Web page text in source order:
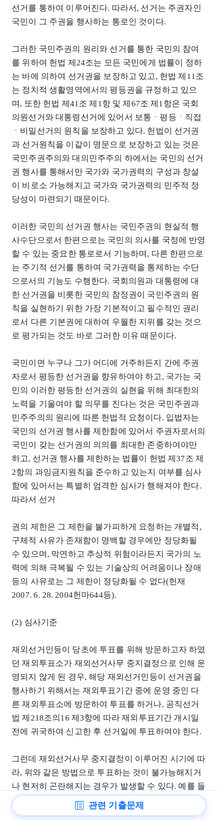
선거를 통하여 이루어진다. 따라서, 선거는 주권자인
국민이 그 주권을 행사하는 통로인 것이다.
그러한 국민주권의 원리와 선거를 통한 국민의 참여
를 위하여 헌법 제24조는 모든 국민에게 법률이 정하
는 바에 의하여 선거권을 보장하고 있고, 헌법 제11조
는 정치적 생활영역에서의 평등권을 규정하고 있으
며, 또한 헌법 제41조 제1항 및 제67조 제1항은 국회
의원선거와 대통령선거에 있어서 보통ㆍ평등ㆍ직접
ㆍ비밀선거의 원칙을 보장하고 있다. 헌법이 선거권
과 선거원칙을 이같이 명문으로 보장하고 있는 것은
국민주권주의와 대의민주주의 하에서는 국민의 선거
권 행사를 통해서만 국가와 국가권력의 구성과 창설
이 비로소 가능해지고 국가와 국가권력의 민주적 정
당성이 마련되기 때문이다.
이러한 국민의 선거권 행사는 국민주권의 현실적 행
사수단으로서 한편으로는 국민의 의사를 국정에 반영
할 수 있는 중요한 통로로서 기능하며, 다른 한편으로
는 주기적 선거를 통하여 국가권력을 통제하는 수단
으로서의 기능도 수행한다. 국회의원과 대통령에 대
한 선거권을 비롯한 국민의 참정권이 국민주권의 원
칙을 실현하기 위한 가장 기본적이고 필수적인 권리
로서 다른 기본권에 대하여 우월한 지위를 갖는 것으
로 평가되는 것도 바로 그러한 이유 때문이다.
국민이면 누구나 그가 어디에 거주하든지 간에 주권
자로서 평등한 선거권을 향유하여야 하고, 국가는 국
민의 이러한 평등한 선거권의 실현을 위해 최대한의
노력을 기울여야 할 의무를 진다는 것은 국민주권과
민주주의의 원리에 따른 헌법적 요청이다. 입법자는
국민의 선거권 행사를 제한함에 있어서 주권자로서의
국민이 갖는 선거권의 의의를 최대한 존중하여야만
하고, 선거권 행사를 제한하는 법률이 헌법 제37조 제
2항의 과잉금지원칙을 준수하고 있는지 여부를 심사
함에 있어서는 특별히 엄격한 심사가 행해져야 한다.
따라서 선거
권의 제한은 그 제한을 불가피하게 요청하는 개별적,
구체적 사유가 존재함이 명백할 경우에만 정당화될
수 있으며, 막연하고 추상적 위험이라든지 국가의 노
력에 의해 극복될 수 있는 기술상의 어려움이나 장애
등의 사유로는 그 제한이 정당화될 수 없다(헌재
2007. 6. 28. 2004헌마644등).
(2) 심사기준
재외선거인등이 당초에 투표를 위해 방문하고자 하였
던 재외투표소가 재외선거사무 중지결정으로 인해 운
영되지 않게 된 경우, 해당 재외선거인등이 선거권을
행사하기 위해서는 재외투표기간 중에 운영 중인 다
른 재외투표소에 방문하여 투표를 하거나, 공직선거
법 제218조의16 제3항에 따라 재외투표기간 개시일
전에 귀국하여 신고한 후 선거일에 투표하여야 한다.
그런데 재외선거사무 중지결정이 이루어진 시기에 따
라, 위와 같은 방법으로 투표하는 것이 불가능해지거
나 현저히 곤란해지는 경우가 발생할 수 있다. 예를 들
어, 한 국가 전체에 관하여 재외선거사무 중지결정이
재외투표기간 개시일에 이루어진 경우 해당 국가에
관련 기출문제